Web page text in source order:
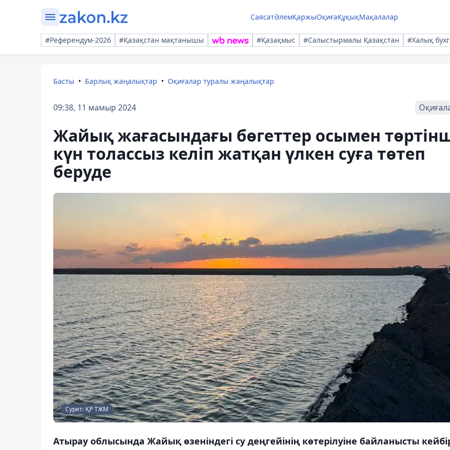
СаясатӘлемҚаржыОқиғаҚұқықМақалалар
#Референдум-2026 #Қазақстан мақтанышы #Қазақмыс #Салыстырмалы Қазақстан #Халық
Басты Барлық жаңалықтар Оқиғалар туралы жаңалықтар
09:38, 11 мамыр 2024
Жайық жағасындағы бөгеттер осымен
күн толассыз келіп жатқан үлкен суға төтеп
беруде
Сурет: ҚР ТЖМ
Атырау облысында Жайық өзеніндегі су деңгейінің көтерілуіне байланысты